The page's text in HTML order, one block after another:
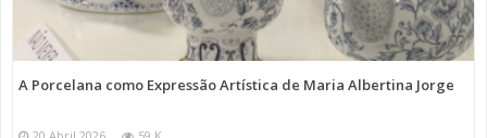
A Porcelana como Expressão Artística de Maria Albertina Jorge